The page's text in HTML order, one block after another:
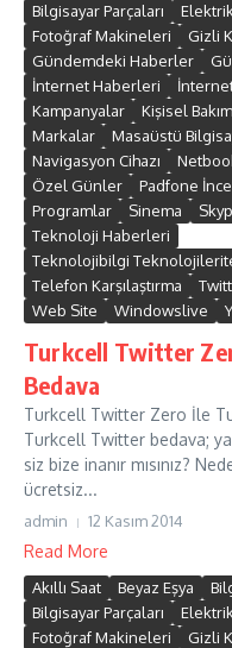
Bilgisayar Parçaları
Elektrik
Fotoğraf Makineleri
Gizli
Gündemdeki Haberler
İnternet Haberleri
Kampanyalar
Kişisel Bakım
Markalar
Masaüstü
Navigasyon Cihazı
Özel Günler
Padfone
Programlar
Sinema
Teknoloji Haberleri
Teknolojibilgi
Telefon Karşılaştırma
Web Site
Windowslive
Turkcell Twitter
Bedava
Turkcell Twitter Zero İle
Turkcell Twitter bedava;
siz bize inanır mısınız?
ücretsiz...
admin 12 Kasım 2014
Read More
Akıllı Saat Beyaz Eşya
Bilgisayar Parçaları
Elektrik
Fotoğraf Makineleri
Gizli